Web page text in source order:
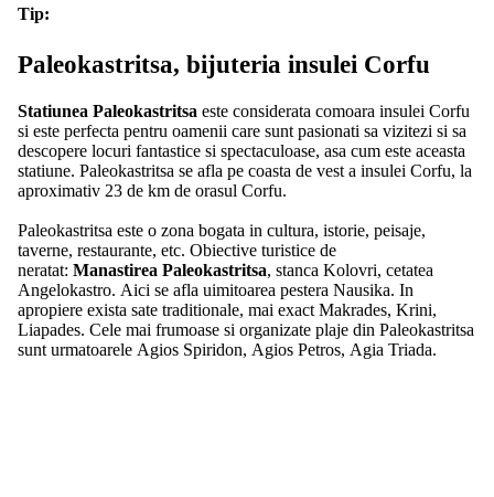
Tip:
Paleokastritsa, bijuteria insulei Corfu
Statiunea Paleokastritsa este considerata comoara insulei Corfu
si este perfecta pentru oamenii care sunt pasionati sa vizitezi si sa
descopere locuri fantastice si spectaculoase, asa cum este aceasta
statiune. Paleokastritsa se afla pe coasta de vest a insulei Corfu, la
aproximativ 23 de km de orasul Corfu.
Paleokastritsa este o zona bogata in cultura, istorie, peisaje,
taverne, restaurante, etc. Obiective turistice de
neratat: Manastirea Paleokastritsa, stanca Kolovri, cetatea
Angelokastro. Aici se afla uimitoarea pestera Nausika. In
apropiere exista sate traditionale, mai exact Makrades, Krini,
Liapades. Cele mai frumoase si organizate plaje din Paleokastritsa
sunt urmatoarele Agios Spiridon, Agios Petros, Agia Triada.